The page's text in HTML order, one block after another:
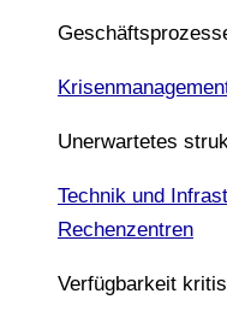
Unerwartetes
Technik und
Rechenzentren
Verfügbarkeit